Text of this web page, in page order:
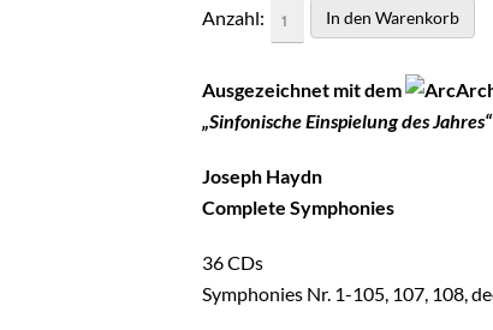
Anzahl:
Ausgezeichnet mit dem
„Sinfonische Einspielung des Jahres“
Joseph Haydn
Complete Symphonies
36 CDs
Symphonies Nr. 1-105, 107, 108,